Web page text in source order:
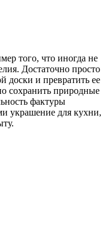
того, что иногда не
Достаточно просто
доски и превратить ее
сохранить природные
фактуры
украшение для кухни,